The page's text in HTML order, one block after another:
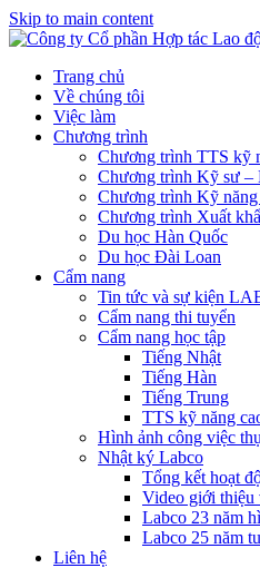
Skip to main content
Trang chủ
Về chúng tôi
Việc làm
Chương trình
Chương trình TTS kỹ
Chương trình Kỹ sư –
Chương trình Kỹ
Chương trình Xuất
Du học Hàn Quốc
Du học Đài Loan
Cẩm nang
Tin tức và sự kiện
Cẩm nang thi tuyển
Cẩm nang học tập
Tiếng Nhật
Tiếng Hàn
Tiếng Trung
TTS kỹ năng
Hình ảnh công việc
Nhật ký Labco
Tổng kết hoạt
Video giới thiệu
Labco 23 năm
Labco 25 năm
Liên hệ